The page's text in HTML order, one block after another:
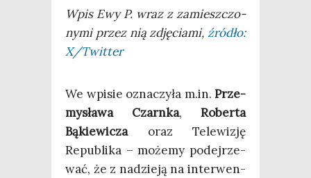
Wpis Ewy P. wraz z zamiesz­czo­
ny­mi przez nią zdję­cia­mi, źró­dło:
X/Twitter
We wpi­sie ozna­czy­ła m.in. Prze­
my­sła­wa Czarn­ka, Rober­ta
Bąkie­wi­czaoraz Tele­wi­zję
Repu­bli­ka – może­my podej­rze­
wać, że z nadzie­ją na inter­wen­